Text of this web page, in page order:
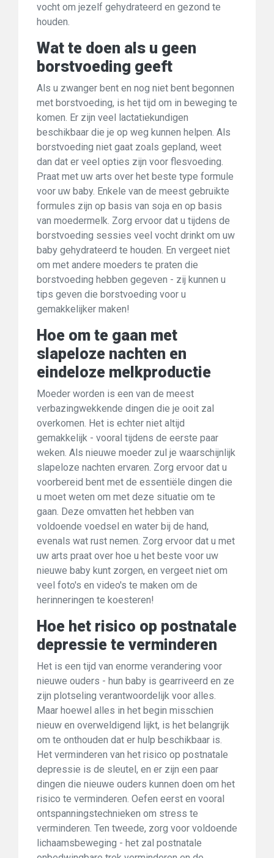
vocht om jezelf gehydrateerd en gezond te
houden.
Wat te doen als u geen
borstvoeding geeft
Als u zwanger bent en nog niet bent begonnen
met borstvoeding, is het tijd om in beweging te
komen. Er zijn veel lactatiekundigen
beschikbaar die je op weg kunnen helpen. Als
borstvoeding niet gaat zoals gepland, weet
dan dat er veel opties zijn voor flesvoeding.
Praat met uw arts over het beste type formule
voor uw baby. Enkele van de meest gebruikte
formules zijn op basis van soja en op basis
van moedermelk. Zorg ervoor dat u tijdens de
borstvoeding sessies veel vocht drinkt om uw
baby gehydrateerd te houden. En vergeet niet
om met andere moeders te praten die
borstvoeding hebben gegeven - zij kunnen u
tips geven die borstvoeding voor u
gemakkelijker maken!
Hoe om te gaan met
slapeloze nachten en
eindeloze melkproductie
Moeder worden is een van de meest
verbazingwekkende dingen die je ooit zal
overkomen. Het is echter niet altijd
gemakkelijk - vooral tijdens de eerste paar
weken. Als nieuwe moeder zul je waarschijnlijk
slapeloze nachten ervaren. Zorg ervoor dat u
voorbereid bent met de essentiële dingen die
u moet weten om met deze situatie om te
gaan. Deze omvatten het hebben van
voldoende voedsel en water bij de hand,
evenals wat rust nemen. Zorg ervoor dat u met
uw arts praat over hoe u het beste voor uw
nieuwe baby kunt zorgen, en vergeet niet om
veel foto's en video's te maken om de
herinneringen te koesteren!
Hoe het risico op postnatale
depressie te verminderen
Het is een tijd van enorme verandering voor
nieuwe ouders - hun baby is gearriveerd en ze
zijn plotseling verantwoordelijk voor alles.
Maar hoewel alles in het begin misschien
nieuw en overweldigend lijkt, is het belangrijk
om te onthouden dat er hulp beschikbaar is.
Het verminderen van het risico op postnatale
depressie is de sleutel, en er zijn een paar
dingen die nieuwe ouders kunnen doen om het
risico te verminderen. Oefen eerst en vooral
ontspanningstechnieken om stress te
verminderen. Ten tweede, zorg voor voldoende
lichaamsbeweging - het zal postnatale